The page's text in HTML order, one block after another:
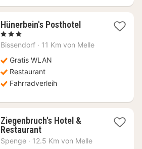
Hünerbein's Posthotel1
ab
, 3 Sterne
Bissendorf · 11 Km von Melle
Gratis WLAN
Restaurant
Fahrradverleih
Ziegenbruch's Hotel &
Restaurant1
Nacht
Spenge · 12.5 Km von Melle